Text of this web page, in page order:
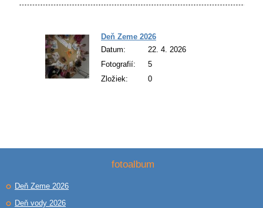
Deň Zeme 2026
Datum:
22. 4. 2026
Fotografií:
5
Zložiek:
0
fotoalbum
Deň Zeme 2026
Deň vody 2026